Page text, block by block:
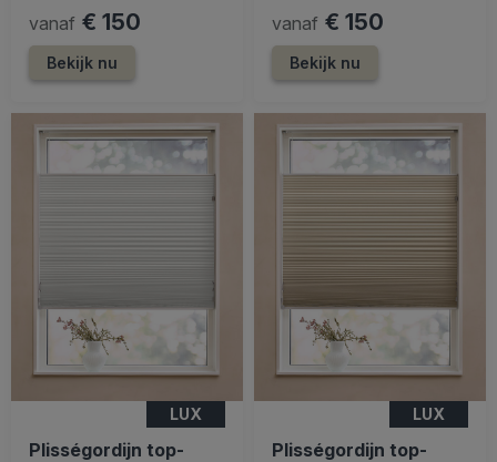
vanaf € 150
Bekijk nu
vanaf € 150
Bekijk nu
LUX
Plisségordijn top-
LUX
Plisségordijn top-